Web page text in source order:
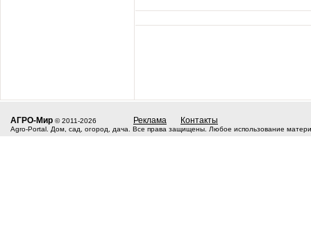
АГРО-Мир © 2011-2026 Реклама Контакты
Agro-Portal. Дом, сад, огород, дача. Все права защищены. Любое использование